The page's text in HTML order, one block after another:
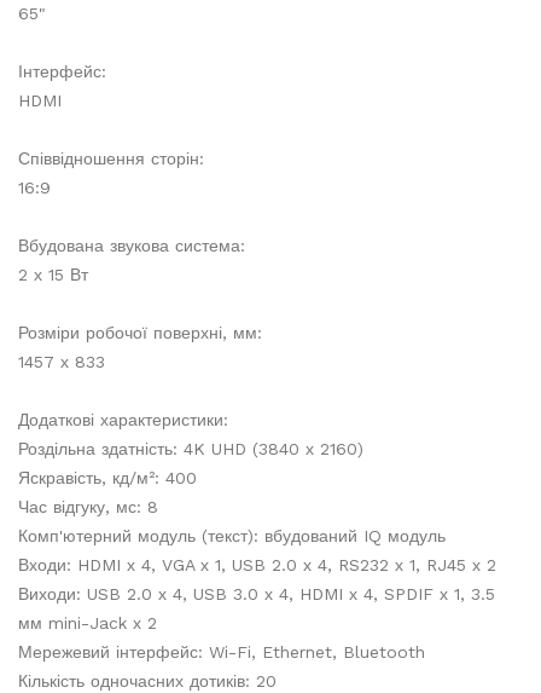
65"
Інтерфейс:
HDMI
Співвідношення сторін:
16:9
Вбудована звукова система:
2 х 15 Вт
Розміри робочої поверхні, мм:
1457 х 833
Додаткові характеристики:
Роздільна здатність: 4K UHD (3840 х 2160)
Яскравість, кд/м²: 400
Час відгуку, мс: 8
Комп'ютерний модуль (текст): вбудований IQ модуль
Входи: HDMI х 4, VGA х 1, USB 2.0 х 4, RS232 х 1, RJ45 х 2
Виходи: USB 2.0 х 4, USB 3.0 х 4, HDMI х 4, SPDIF х 1, 3.5
мм mini-Jack х 2
Мережевий інтерфейс: Wi-Fi, Ethernet, Bluetooth
Кількість одночасних дотиків: 20